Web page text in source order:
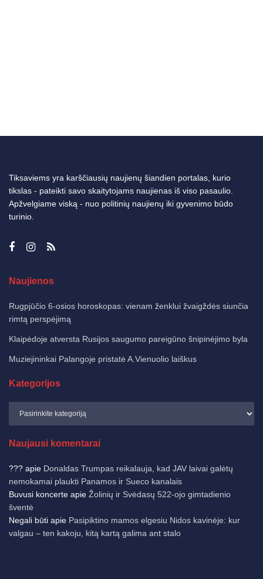
Tiksaviems yra karščiausių naujienų šiandien portalas, kurio
tikslas - pateikti savo skaitytojams naujienas iš viso pasaulio.
Apžvelgiame viską - nuo politinių naujienų iki gyvenimo būdo
turinio.
Naujienos
Rugpjūčio 6-osios horoskopas: vienam ženklui žvaigždės siunčia
rimtą perspėjimą
Klaipėdoje atversta Rusijos saugumo pareigūno šnipinėjimo byla
Muziejininkai Palangoje pristatė A.Vienuolio laiškus
Kategorijos
Naujausi komentarai
??? apie Donaldas Trumpas reikalauja, kad JAV laivai galėtų
nemokamai plaukti Panamos ir Sueco kanalais
Buvusi koncerte apie Žolinių ir Svėdasų 522-ojo gimtadienio
šventė
Negali būti apie Pasipiktino mamos elgesiu Nidos kavinėje: kur
valgau – ten kakoju, kitą kartą galima ant stalo